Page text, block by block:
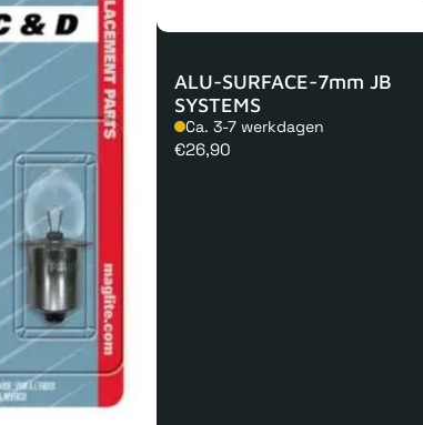
ALU-SURFACE-7mm JB
SYSTEMS
Ca. 3-7 werkdagen
Normale
€26,90